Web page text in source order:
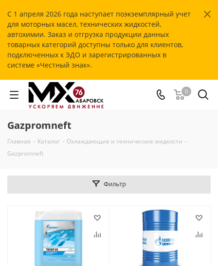
С 1 апреля 2026 года наступает поэкземплярный учет
для моторных масел, технических жидкостей,
автохимии. Заказ и отгрузка продукции данных
товарных категорий доступны только для клиентов,
подключенных к ЭДО и зарегистрированных в
системе «Честный знак».
0
Gazpromneft
Главная - Каталог - Охлаждающие и технические жидкости -
Gazpromneft
Фильтр